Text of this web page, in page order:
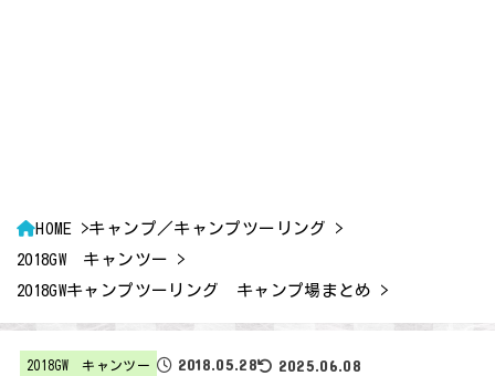
HOME
キャンプ／キャンプツーリング
2018GW キャンツー
2018GWキャンプツーリング キャンプ場まとめ
2018GW キャンツー 2018.05.28 2025.06.08